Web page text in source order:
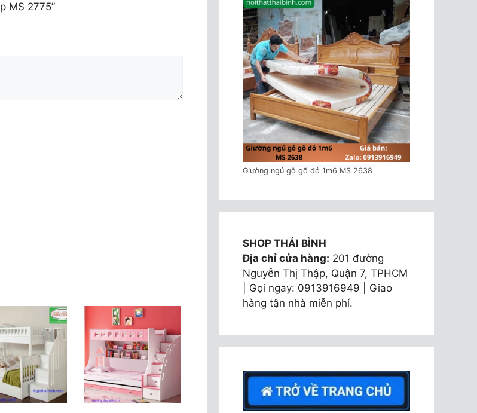
MS 2775”
Giường ngủ gỗ gõ đỏ 1m6 MS 2638
SHOP THÁI BÌNH
Địa chỉ cửa hàng: 201 đường
Nguyễn Thị Thập, Quận 7, TPHCM
| Gọi ngay: 0913916949 | Giao
hàng tận nhà miễn phí.